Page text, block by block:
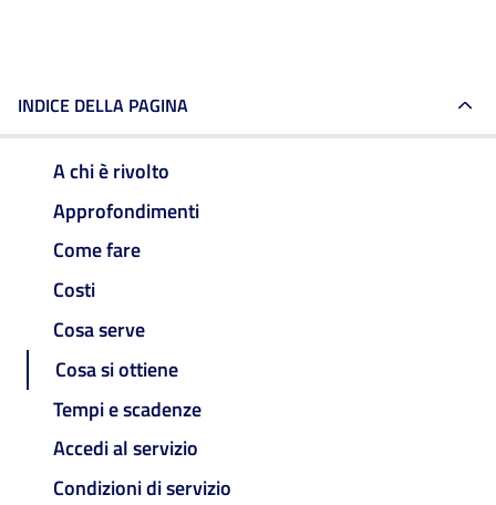
INDICE DELLA PAGINA
A chi è rivolto
Approfondimenti
Come fare
Costi
Cosa serve
Cosa si ottiene
Tempi e scadenze
Accedi al servizio
Condizioni di servizio